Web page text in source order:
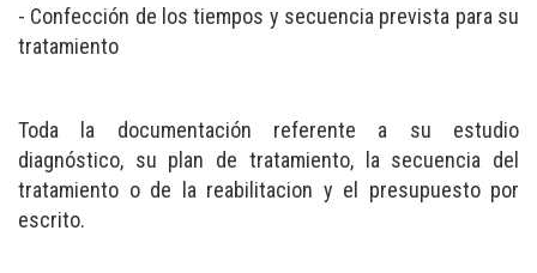
- Confección de los tiempos y secuencia prevista para su
tratamiento
Toda la documentación referente a su estudio
diagnóstico, su plan de tratamiento, la secuencia del
tratamiento o de la reabilitacion y el presupuesto por
escrito.